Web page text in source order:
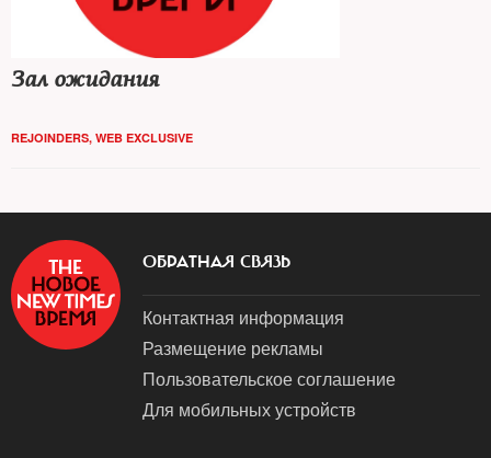
Зал ожидания
REJOINDERS, WEB EXCLUSIVE
ОБРАТНАЯ СВЯЗЬ
Контактная информация
Размещение рекламы
Пользовательское соглашение
Для мобильных устройств